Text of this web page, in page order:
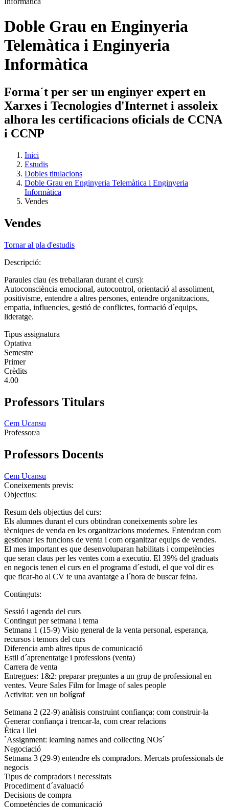
Doble Grau en Enginyeria
Telemàtica i Enginyeria
Informàtica
Forma´t per ser un enginyer expert en
Xarxes i Tecnologies d'Internet i assoleix
alhora les certificacions oficials de CCNA
i CCNP
Inici
Estudis
Dobles titulacions
Doble Grau en Enginyeria Telemàtica i Enginyeria
Informàtica
Vendes
Vendes
Tornar al pla d'estudis
Descripció:
Paraules clau (es treballaran durant el curs):
Autoconsciència emocional, autocontrol, orientació al assoliment,
positivisme, entendre a altres persones, entendre organitzacions,
empatia, influencies, gestió de conflictes, formació d´equips,
lideratge.
Tipus assignatura
Optativa
Semestre
Primer
Crèdits
4.00
Professors Titulars
Cem Ucansu
Professor/a
Professors Docents
Cem Ucansu
Coneixements previs:
Objectius:
Resum dels objectius del curs:
Els alumnes durant el curs obtindran coneixements sobre les
tècniques de venda en les organitzacions modernes. Entendran com
gestionar les funcions de venta i com organitzar equips de vendes.
El mes important es que desenvoluparan habilitats i competències
que seran claus per les ventes com a executiu. El 39% del graduats
en negocis tenen el curs en el programa d´estudi, el que vol dir es
que ficar-ho al CV te una avantatge a l´hora de buscar feina.
Continguts:
Sessió i agenda del curs
Contingut per setmana i tema
Setmana 1 (15-9) Visio general de la venta personal, esperança,
recursos i temors del curs
Diferencia amb altres tipus de comunicació
Estil d´aprenentatge i professions (venta)
Carrera de venta
Entregues: 1&2: preparar preguntes a un grup de professional en
ventes. Veure Sales Film for Image of sales people
Activitat: ven un bolígraf
Setmana 2 (22-9) anàlisis construint confiança: com construir-la
Generar confiança i trencar-la, com crear relacions
Ètica i llei
`Assignment: learning names and collecting NOs´
Negociació
Setmana 3 (29-9) entendre els compradors. Mercats professionals de
negocis
Tipus de compradors i necessitats
Procediment d´avaluació
Decisions de compra
Competències de comunicació